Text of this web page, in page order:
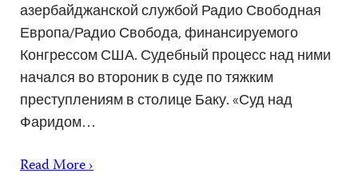
азербайджанской службой Радио Свободная
Европа/Радио Свобода, финансируемого
Конгрессом США. Судебный процесс над ними
начался во второник в суде по тяжким
преступлениям в столице Баку. «Суд над
Фаридом…
Read More ›